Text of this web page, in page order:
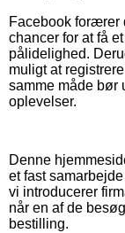
Facebook forærer
chancer for at få
pålidelighed.
muligt at
samme måde bør
oplevelser.
Denne
et fast
vi introducerer
når en af de
bestilling.